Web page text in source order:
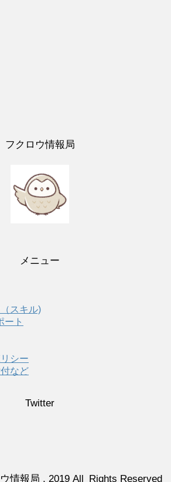
フクロウ情報局
メニュー
スキル)
ート
シー
など
Twitter
情報局 , 2019 All Rights Reserved